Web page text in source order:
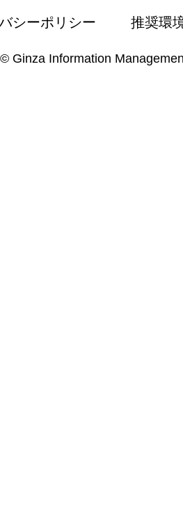
シーポリシー
推奨環
© Ginza Information